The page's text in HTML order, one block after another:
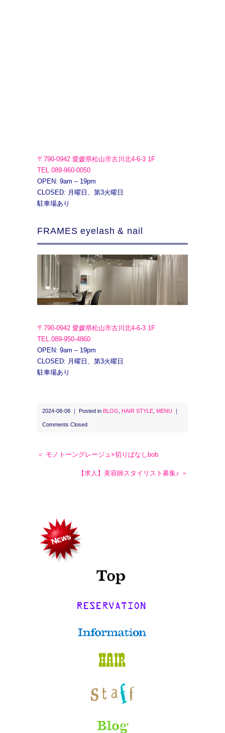
〒790-0942 愛媛県松山市古川北4-6-3 1F
TEL.089-960-0050
OPEN: 9am – 19pm
CLOSED: 月曜日、第3火曜日
駐車場あり
FRAMES eyelash & nail
〒790-0942 愛媛県松山市古川北4-6-3 1F
TEL.089-950-4860
OPEN: 9am – 19pm
CLOSED: 月曜日、第3火曜日
駐車場あり
2024-08-08 ｜ Posted in BLOG HAIR STYLE MENU
Comments Closed
＜ モノトーングレージュ×切りぱなしbob
【求人】美容師スタイリスト募集♪ ＞